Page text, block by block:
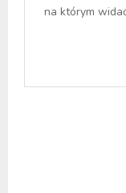
na którym